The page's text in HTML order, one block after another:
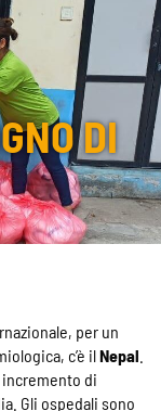
DI
per un
c’è ilNepal
di
Gli ospedali sono